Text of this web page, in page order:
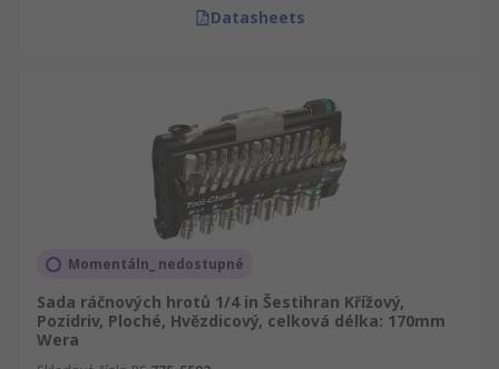
Datasheets
Momentáln_ nedostupné
Sada ráčnových hrotů 1/4 in Šestihran Křížový,
Pozidriv, Ploché, Hvězdicový, celková délka: 170mm
Wera